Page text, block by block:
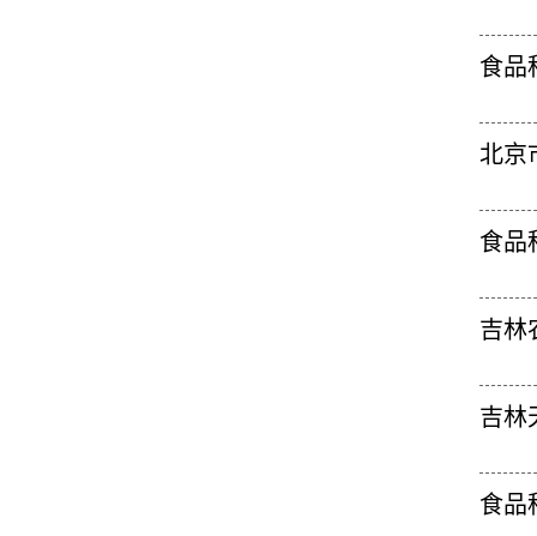
食品
北京
食品
吉林
吉林
食品